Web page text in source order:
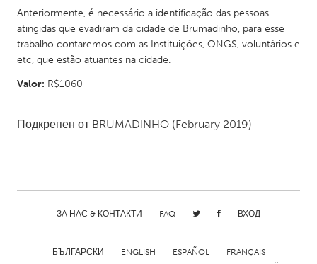
SINGAPORE
Singapore
Burlingame-San Mateo, CA
Detroit, MI
Durham, NC
Anteriormente, é necessário a identificação das pessoas
atingidas que evadiram da cidade de Brumadinho, para esse
trabalho contaremos com as Instituições, ONGS, voluntários e
etc, que estão atuantes na cidade.
Valor: R$1060
Подкрепен от BRUMADINHO (February 2019)
ЗА НАС & КОНТАКТИ FAQ ВХОД
БЪЛГАРСКИ ENGLISH ESPAÑOL
FRANÇAIS